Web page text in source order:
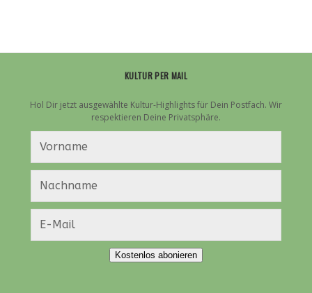
KULTUR PER MAIL
Hol Dir jetzt ausgewählte Kultur-Highlights für Dein Postfach. Wir
respektieren Deine Privatsphäre.
Kostenlos abonieren